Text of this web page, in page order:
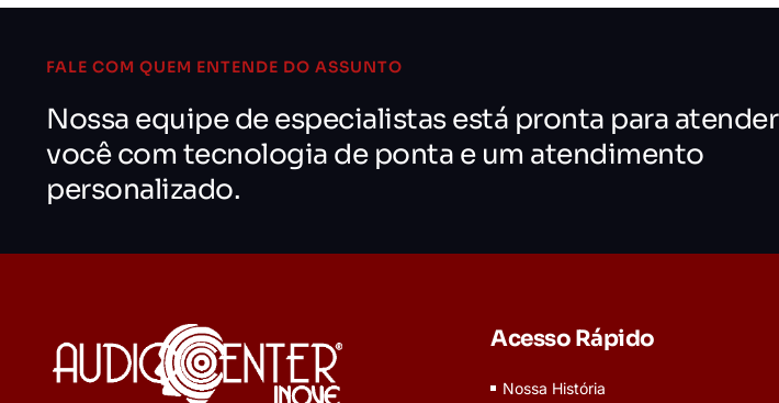
FALE COM QUEM ENTENDE DO ASSUNTO
Nossa equipe de especialistas está pronta para atender
você com tecnologia de ponta e um atendimento
personalizado.
Acesso Rápido
Nossa História